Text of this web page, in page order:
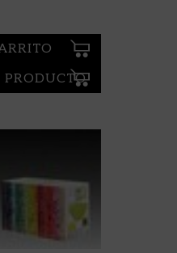
PRODUCTO